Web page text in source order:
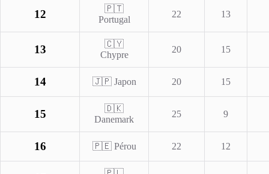
12
🇵🇹
Portugal
22 13
13
🇨🇾
Chypre
20 15
14 🇯🇵 Japon 20 15
15
🇩🇰
Danemark
25 9
16 🇵🇪 Pérou 22 12